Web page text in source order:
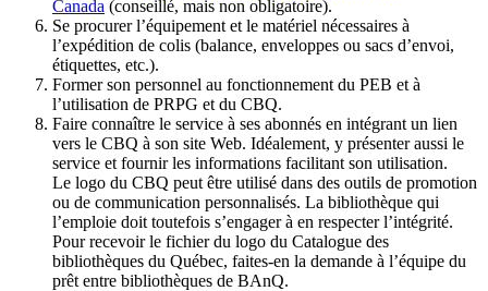
Canada (conseillé, mais non obligatoire).
Se procurer l’équipement et le matériel nécessaires à
l’expédition de colis (balance, enveloppes ou sacs d’envoi,
étiquettes, etc.).
Former son personnel au fonctionnement du PEB et à
l’utilisation de PRPG et du CBQ.
Faire connaître le service à ses abonnés en intégrant un lien
vers le CBQ à son site Web. Idéalement, y présenter aussi le
service et fournir les informations facilitant son utilisation.
Le logo du CBQ peut être utilisé dans des outils de promotion
ou de communication personnalisés. La bibliothèque qui
l’emploie doit toutefois s’engager à en respecter l’intégrité.
Pour recevoir le fichier du logo du Catalogue des
bibliothèques du Québec, faites-en la demande à l’équipe du
prêt entre bibliothèques de BAnQ.